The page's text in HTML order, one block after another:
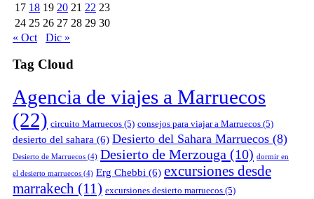
17 18 19 20 21 22 23
24 25 26 27 28 29 30
« Oct
Dic »
Tag Cloud
Agencia de viajes a Marruecos
(22) circuito Marruecos (5) consejos para viajar a Marruecos (5)
desierto del sahara (6) Desierto del Sahara Marruecos (8)
Desierto de Marruecos (4) Desierto de Merzouga (10) dormir en
el desierto marruecos (4) Erg Chebbi (6) excursiones desde
marrakech (11) excursiones desierto marruecos (5)